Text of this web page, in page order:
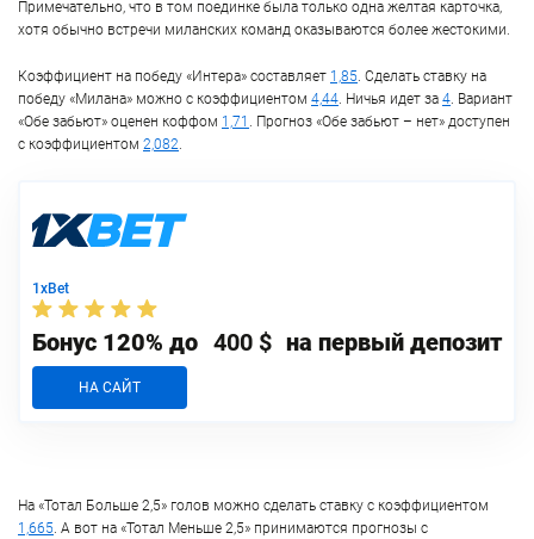
Примечательно, что в том поединке была только одна желтая карточка,
хотя обычно встречи миланских команд оказываются более жестокими.
Коэффициент на победу «Интера» составляет 1,85. Сделать ставку на
победу «Милана» можно с коэффициентом 4,44. Ничья идет за 4. Вариант
«Обе забьют» оценен коффом 1,71 . Прогноз «Обе забьют – нет» доступен
с коэффициентом 2,082.
1xBet
Бонус 120% до 400 $ на первый депозит
НА САЙТ
На «Тотал Больше 2,5» голов можно сделать ставку с коэффициентом
1,665. А вот на «Тотал Меньше 2,5» принимаются прогнозы с